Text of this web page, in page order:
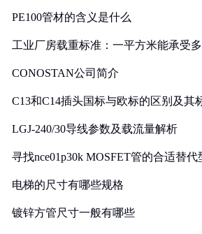
PE100管材的含义是什么
工业厂房载重标准：一平方米能承受
CONOSTAN公司简介
C13和C14插头国标与欧标的区别及其
LGJ-240/30导线参数及载流量解析
寻找nce01p30k MOSFET管的合适替代
电梯的尺寸有哪些规格
镀锌方管尺寸一般有哪些